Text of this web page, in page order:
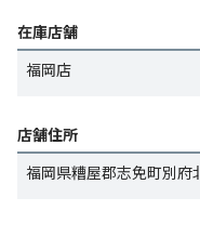
在庫店舗
福岡店
店舗住所
福岡県糟屋郡志免町別府